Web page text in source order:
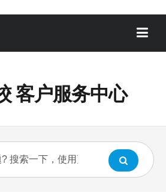
客户服务中心